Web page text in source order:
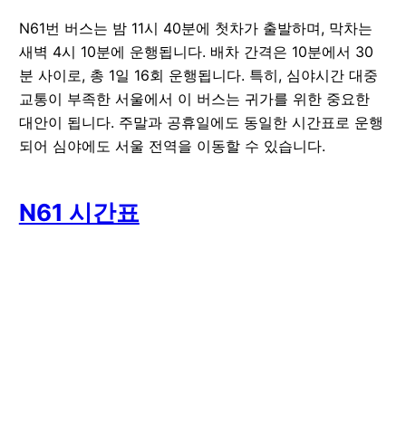
N61번 버스는 밤 11시 40분에 첫차가 출발하며, 막차는
새벽 4시 10분에 운행됩니다. 배차 간격은 10분에서 30
분 사이로, 총 1일 16회 운행됩니다. 특히, 심야시간 대중
교통이 부족한 서울에서 이 버스는 귀가를 위한 중요한
대안이 됩니다. 주말과 공휴일에도 동일한 시간표로 운행
되어 심야에도 서울 전역을 이동할 수 있습니다.
N61 시간표